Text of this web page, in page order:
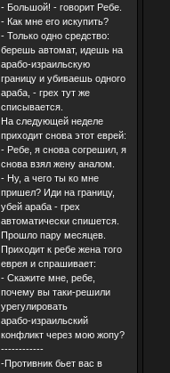
- Большой! - говорит Ребе.
- Как мне его искупить?
- Только одно средство:
берешь автомат, идешь на
арабо-израильскую
границу и убиваешь одного
араба, - грех тут же
списывается.
На следующей неделе
приходит снова этот еврей:
- Ребе, я снова согрешил, я
снова взял жену аналом.
- Ну, а чего ты ко мне
пришел? Иди на границу,
убей араба - грех
автоматически спишется.
Прошло пару месяцев.
Приходит к ребе жена того
еврея и спрашивает:
- Скажите мне, ребе,
почему вы таки-решили
урегулировать
арабо-израильский
конфликт через мою жопу?
------------
-Противник бьет вас в